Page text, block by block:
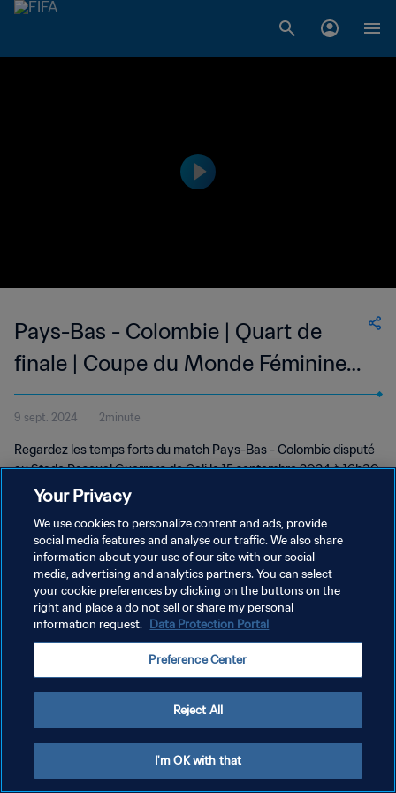
Pays-Bas - Colombie | Quart de
finale | Coupe du Monde Féminine
U-20 de la FIFA, Colombie 2024™ |
Temps forts
9 sept. 2024 2minute
Regardez les temps forts du match Pays-Bas - Colombie disputé
au Stade Pascual Guerrero de Cali le 15 septembre 2024 à 16h30
(heure locale).
POLITIQUE DE CONFIDENTIALITÉ
CONDITIONS D'UTILISATION
GÉRER VOS PRÉFÉRENCES SUR LES COOKIES
Your Privacy
We use cookies to personalize content and ads, provide
social media features and analyse our traffic. We also share
information about your use of our site with our social
media, advertising and analytics partners. You can select
your cookie preferences by clicking on the buttons on the
right and place a do not sell or share my personal
information request. Data Protection Portal
Preference Center
Reject All
I'm OK with that